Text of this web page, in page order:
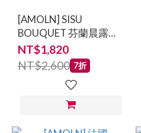
[AMOLN] SISU
BOUQUET 芬蘭晨露手
工香氛蠟燭 番紅花、鈴
蘭、雪松
NT$1,820
NT$2,600 7折